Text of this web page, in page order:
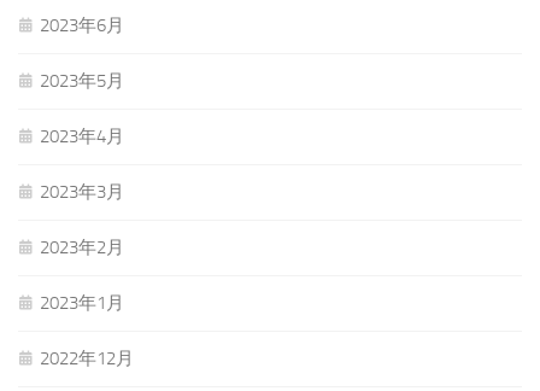
2023年6月
2023年5月
2023年4月
2023年3月
2023年2月
2023年1月
2022年12月